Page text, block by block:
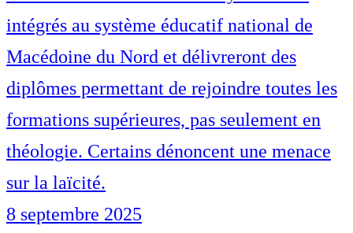
intégrés au système éducatif national de
Macédoine du Nord et délivreront des
diplômes permettant de rejoindre toutes les
formations supérieures, pas seulement en
théologie. Certains dénoncent une menace
sur la laïcité.
8 septembre 2025